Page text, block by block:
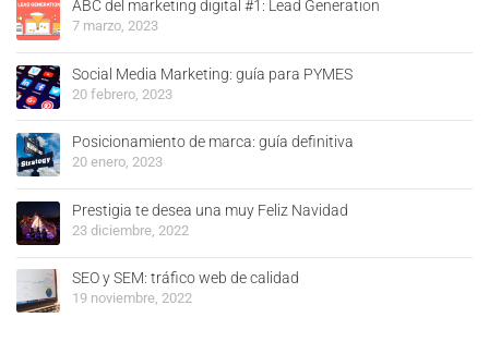
ABC del marketing digital #1: Lead Generation
7 marzo, 2023
Social Media Marketing: guía para PYMES
20 febrero, 2023
Posicionamiento de marca: guía definitiva
20 enero, 2023
Prestigia te desea una muy Feliz Navidad
23 diciembre, 2022
SEO y SEM: tráfico web de calidad
19 noviembre, 2022